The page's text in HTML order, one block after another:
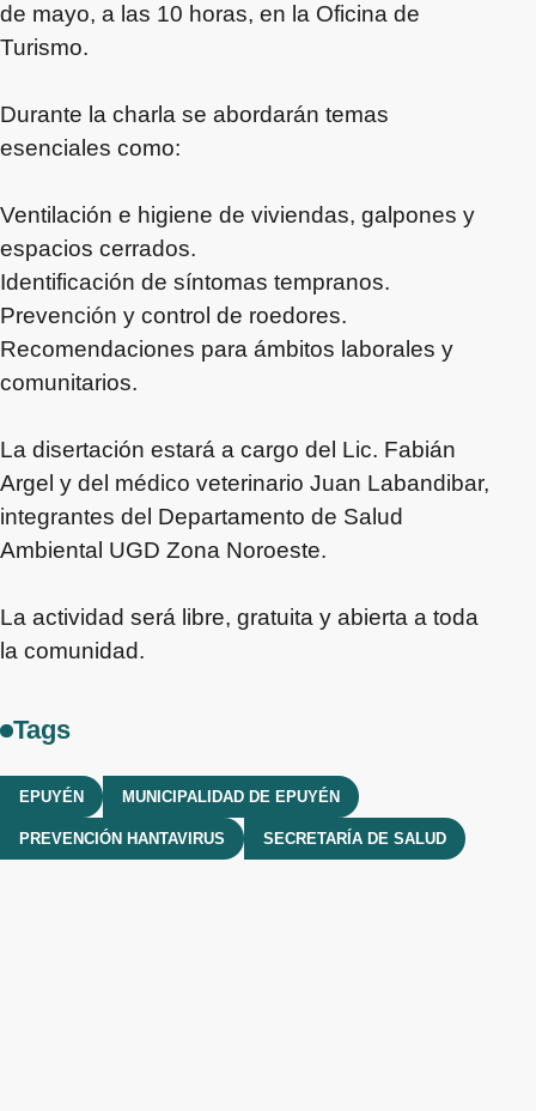
de mayo, a las 10 horas, en la Oficina de
Turismo.
Durante la charla se abordarán temas
esenciales como:
Ventilación e higiene de viviendas, galpones y
espacios cerrados.
Identificación de síntomas tempranos.
Prevención y control de roedores.
Recomendaciones para ámbitos laborales y
comunitarios.
La disertación estará a cargo del Lic. Fabián
Argel y del médico veterinario Juan Labandibar,
integrantes del Departamento de Salud
Ambiental UGD Zona Noroeste.
La actividad será libre, gratuita y abierta a toda
la comunidad.
Tags
EPUYÉN MUNICIPALIDAD DE EPUYÉN
PREVENCIÓN HANTAVIRUS SECRETARÍA DE SALUD